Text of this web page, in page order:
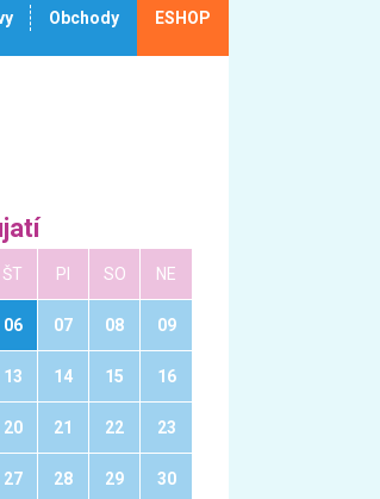
Obchody ESHOP
ŠT PI SO NE
06 07 08 09
13 14 15 16
20 21 22 23
27 28 29 30